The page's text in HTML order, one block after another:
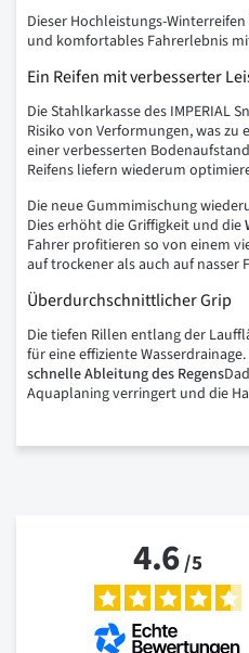
Dieser Hochleistungs-
und komfortables Fahrerlebnis
Ein Reifen mit verbesserter
Die Stahlkarkasse des IMPERIAL
Risiko von Verformungen, was
einer verbesserten
Reifens liefern wiederum
Die neue Gummimischung
Dies erhöht die Griffigkeit und die
Fahrer profitieren so von einem
auf trockener als auch auf nasser
Überdurchschnittlicher Grip
Die tiefen Rillen entlang der
für eine effiziente
schnelle Ableitung des Regens
Aquaplaning verringert und die
4.6/5